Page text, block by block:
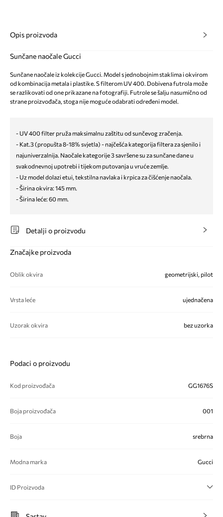
Opis proizvoda
Sunčane naočale Gucci
Sunčane naočale iz kolekcije Gucci. Model s jednobojnim staklima i okvirom
od kombinacija metala i plastike. S filterom UV 400. Dobivena futrola može
se razlikovati od one prikazane na fotografiji. Futrole se šalju nasumično od
strane proizvođača, stoga nije moguće odabrati određeni model.
- UV 400 filter pruža maksimalnu zaštitu od sunčevog zračenja.
- Kat.3 (propušta 8-18% svjetla) - najčešća kategorija filtera za sjenilo i
najuniverzalnija. Naočale kategorije 3 savršene su za sunčane dane u
svakodnevnoj upotrebi i tijekom putovanja u vruće zemlje.
- Uz model dolazi etui, tekstilna navlaka i krpica za čišćenje naočala.
- Širina okvira: 145 mm.
- Širina leće: 60 mm.
Detalji o proizvodu
Značajke proizvoda
Oblik okvira geometrijski, pilot
Vrsta leće ujednačena
Uzorak okvira bez uzorka
Podaci o proizvodu
Kod proizvođača GG1676S
Boja proizvođača 001
Boja srebrna
Modna marka Gucci
ID Proizvoda